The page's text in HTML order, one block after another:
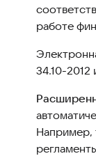
работе
34.10-2012
Например,